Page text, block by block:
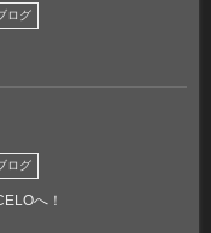
ログ
ログ
へ！